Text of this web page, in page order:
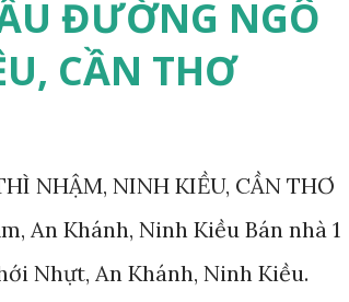
ĐƯỜNG NGÔ
CẦN THƠ
NHẬM, NINH KIỀU, CẦN THƠ
An Khánh, Ninh Kiều Bán nhà 1
Nhựt, An Khánh, Ninh Kiều.